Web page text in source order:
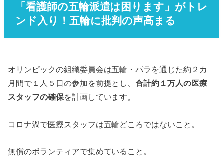
「看護師の五輪派遣は困ります」がトレ
ンド入り！五輪に批判の声高まる
オリンピックの組織委員会は五輪・パラを通じた約２カ
月間で１人５日の参加を前提とし、合計約１万人の医療
スタッフの確保を計画しています。
コロナ渦で医療スタッフは五輪どころではないこと。
無償のボランティアで集めていること。